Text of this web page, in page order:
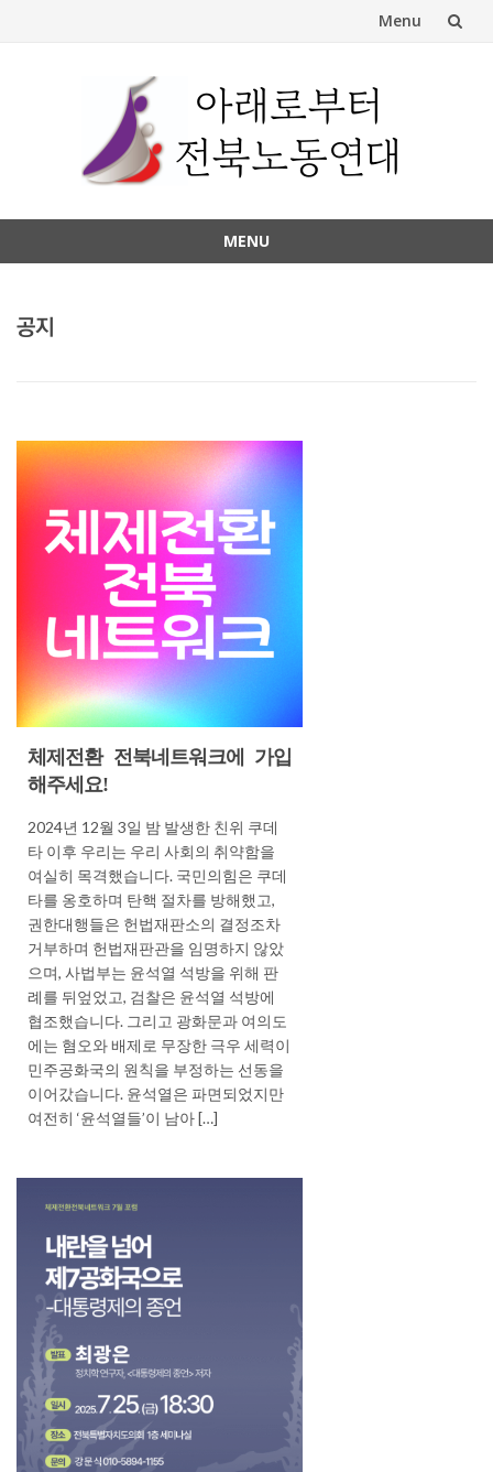
Menu
MENU
content
공지
체제전환 전북네트워크에 가입
해주세요!
2024년 12월 3일 밤 발생한 친위 쿠데
타 이후 우리는 우리 사회의 취약함을
여실히 목격했습니다. 국민의힘은 쿠데
타를 옹호하며 탄핵 절차를 방해했고,
권한대행들은 헌법재판소의 결정조차
거부하며 헌법재판관을 임명하지 않았
으며, 사법부는 윤석열 석방을 위해 판
례를 뒤엎었고, 검찰은 윤석열 석방에
협조했습니다. 그리고 광화문과 여의도
에는 혐오와 배제로 무장한 극우 세력이
민주공화국의 원칙을 부정하는 선동을
이어갔습니다. 윤석열은 파면되었지만
여전히 ‘윤석열들’이 남아 […]